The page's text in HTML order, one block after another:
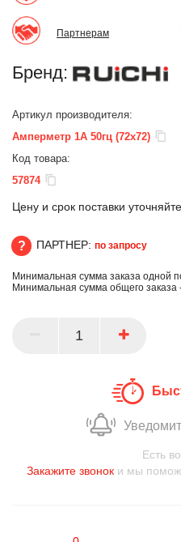
Партнерам
Бренд:
Артикул производителя:
Амперметр 1А 50гц (72х72)
Код товара:
57874
Цену и срок поставки
ПАРТНЕР
ПАРТНЕР: по запросу
Минимальная сумма заказа одной
Минимальная сумма общего заказа
Есть
Закажите звоноки мы